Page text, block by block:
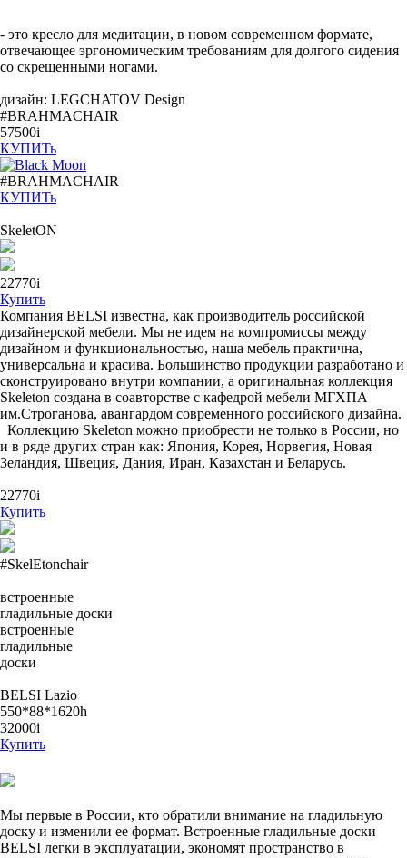
- это кресло для медитации, в новом современном формате,
отвечающее эргономическим требованиям для долгого сидения
со скрещенными ногами.
дизайн: LEGCHATOV Design
#BRAHMACHAIR
57500i
КУПИТь
#BRAHMACHAIR
КУПИТь
SkeletON
22770i
Купить
Компания BELSI известна, как производитель российской
дизайнерской мебели. Мы не идем на компромиссы между
дизайном и функциональностью, наша мебель практична,
универсальна и красива. Большинство продукции разработано и
сконструировано внутри компании, а оригинальная коллекция
Skeleton создана в соавторстве с кафедрой мебели МГХПА
им.Строганова, авангардом современного российского дизайна.
Коллекцию Skeleton можно приобрести не только в России, но
и в ряде других стран как: Япония, Корея, Норвегия, Новая
Зеландия, Швеция, Дания, Иран, Казахстан и Беларусь.
22770i
Купить
#SkelEtonchair
встроенные
гладильные доски
встроенные
гладильные
доски
BELSI Lazio
550*88*1620h
32000i
Купить
Мы первые в России, кто обратили внимание на гладильную
доску и изменили ее формат. Встроенные гладильные доски
BELSI легки в эксплуатации, экономят пространство в